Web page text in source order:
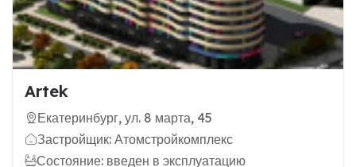
Artek
Екатеринбург, ул. 8 марта, 45
Застройщик: Атомстройкомплекс
Состояние: введен в эксплуатацию